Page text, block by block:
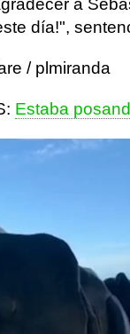
a
día!",
/ plmiranda
Estaba